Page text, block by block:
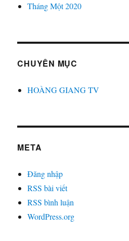
Tháng Một 2020
CHUYÊN MỤC
HOÀNG GIANG TV
META
Đăng nhập
RSS bài viết
RSS bình luận
WordPress.org